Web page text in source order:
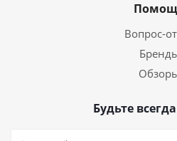
Вопрос-
Будьте